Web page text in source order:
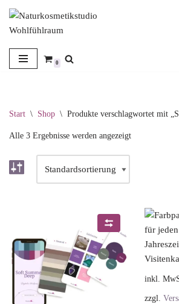
Zum
Inhalt
springen
0
Start \ Shop \ Produkte verschlagwortet mit
Alle 3 Ergebnisse werden angezeigt
inkl.
zzgl.